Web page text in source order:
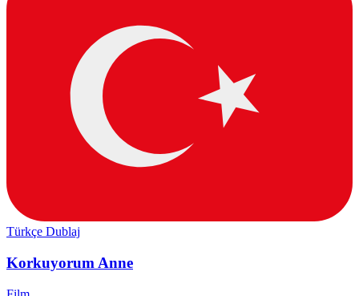
Türkçe Dublaj
Korkuyorum Anne